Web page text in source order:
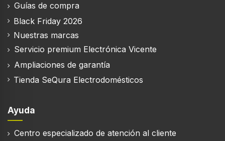
Eficiencia energética
Fuente de energía
Batería
35 min
Guías de compra
Black Friday 2026
Nuestras marcas
Servicio premium Electrónica Vicente
Ampliaciones de garantía
Tienda SeQura Electrodomésticos
Ayuda
Centro especializado de atención al cliente